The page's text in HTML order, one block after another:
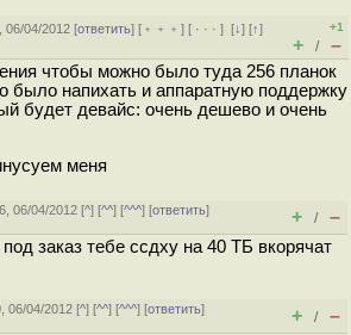
06/04/2012 [ответить] [ ﹢﹢﹢] [ · · ·][↓] [↑]
+1
+ / –
чтобы можно было туда 256 планок
было напихать и аппаратную поддержку
будет девайс: очень дешево и очень
меня
06/04/2012 [^] [^^] [^^^] [ответить]
+ / –
заказ тебе ссдху на 40 ТБ вкорячат
06/04/2012 [^] [^^] [^^^] [ответить]
+ / –